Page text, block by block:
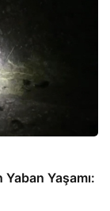
Yaban Yaşamı: